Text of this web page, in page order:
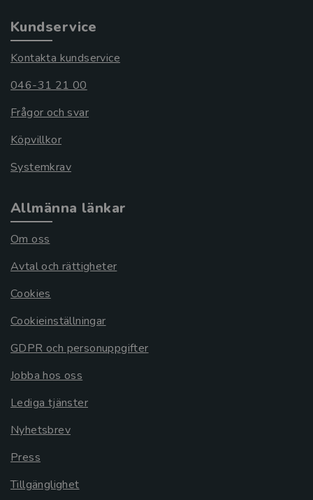
Kundservice
Kontakta kundservice
046-31 21 00
Frågor och svar
Köpvillkor
Systemkrav
Allmänna länkar
Om oss
Avtal och rättigheter
Cookies
Cookieinställningar
GDPR och personuppgifter
Jobba hos oss
Lediga tjänster
Nyhetsbrev
Press
Tillgänglighet